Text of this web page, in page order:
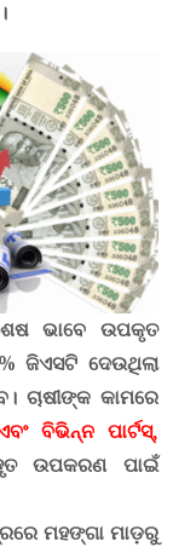
ଭାବେ ଉପକୃତ
ଜିଏସଟି ଦେଉଥିଲା
ଚାଷୀଙ୍କ କାମରେ
ବିଭିନ୍ନ ପାର୍ଟସ୍,
ଉପକରଣ ପାଇଁ
ମାଡ଼ରୁ